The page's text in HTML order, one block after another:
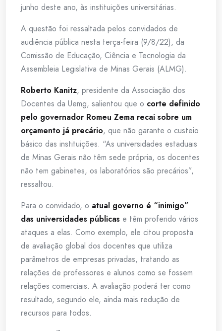
junho deste ano, às instituições universitárias.
A questão foi ressaltada pelos convidados de
audiência pública nesta terça-feira (9/8/22), da
Comissão de Educação, Ciência e Tecnologia da
Assembleia Legislativa de Minas Gerais (ALMG).
Roberto Kanitz, presidente da Associação dos
Docentes da Uemg, salientou que o corte definido
pelo governador Romeu Zema recai sobre um
orçamento já precário, que não garante o custeio
básico das instituições. “As universidades estaduais
de Minas Gerais não têm sede própria, os docentes
não tem gabinetes, os laboratórios são precários”,
ressaltou.
Para o convidado, o atual governo é “inimigo”
das universidades públicas e têm proferido vários
ataques a elas. Como exemplo, ele citou proposta
de avaliação global dos docentes que utiliza
parâmetros de empresas privadas, tratando as
relações de professores e alunos como se fossem
relações comerciais. A avaliação poderá ter como
resultado, segundo ele, ainda mais redução de
recursos para todos.